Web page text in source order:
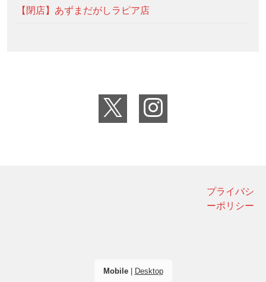
【閉店】あずまだがしラピア店
プライバシ
ーポリシー
Mobile| Desktop